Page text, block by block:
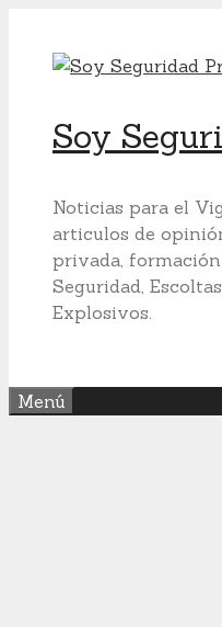
contenido
Soy
Noticias para el
articulos de
privada,
Seguridad,
Explosivos.
Menú